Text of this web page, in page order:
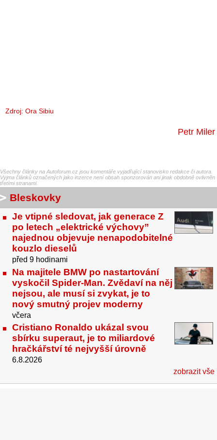
Zdroj: Ora Sibiu
Petr Miler
Všechny články na Autoforum.cz jsou komentáře vyjadřující stanovisko redakce či autora.
Vyjma článků označených jako inzerce není obsah sponzorován ani jinak obdobně ovlivněn
třetími stranami.
Bleskovky
Je vtipné sledovat, jak generace Z
po letech „elektrické výchovy”
najednou objevuje nenapodobitelné
kouzlo dieselů
před 9 hodinami
Na majitele BMW po nastartování
vyskočil Spider-Man. Zvědaví na něj
nejsou, ale musí si zvykat, je to
nový smutný projev moderny
včera
Cristiano Ronaldo ukázal svou
sbírku superaut, je to miliardové
hračkářství té nejvyšší úrovně
6.8.2026
zobrazit vše